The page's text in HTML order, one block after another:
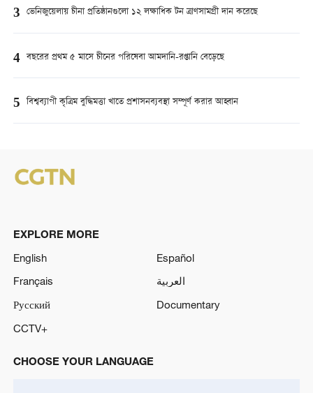
3 ভেনিজুয়েলায় চীনা প্রতিষ্ঠানগুলো ১২ লক্ষাধিক টন ত্রাণসামগ্রী দান করেছে
4 বছরের প্রথম ৫ মাসে চীনের পরিষেবা আমদানি-রপ্তানি বেড়েছে
5 বিশ্বব্যাপী কৃত্রিম বুদ্ধিমত্তা খাতে প্রশাসনব্যবস্থা সম্পূর্ণ করার আহ্বান
EXPLORE MORE
English
Español
Français
العربية
Русский
Documentary
CCTV+
CHOOSE YOUR LANGUAGE